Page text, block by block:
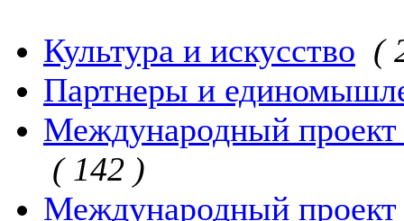
Культура и искусство (
Партнеры и
Международный
( 142 )
Международный